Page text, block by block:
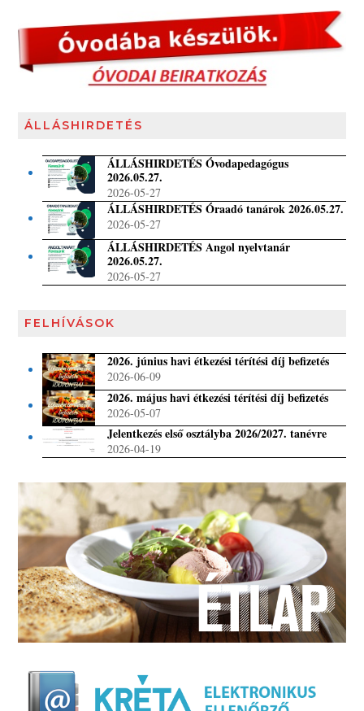
ÁLLÁSHIRDETÉS
ÁLLÁSHIRDETÉS Óvodapedagógus
2026.05.27.
2026-05-27
ÁLLÁSHIRDETÉS Óraadó tanárok 2026.05.27.
2026-05-27
ÁLLÁSHIRDETÉS Angol nyelvtanár
2026.05.27.
2026-05-27
FELHÍVÁSOK
2026. június havi étkezési térítési díj befizetés
2026-06-09
2026. május havi étkezési térítési díj befizetés
2026-05-07
Jelentkezés első osztályba 2026/2027. tanévre
2026-04-19